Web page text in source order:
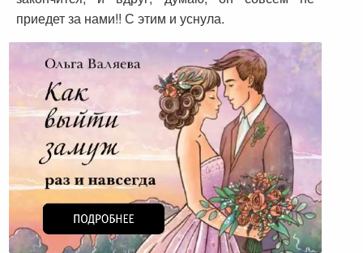
приедет за нами!! С этим и уснула.